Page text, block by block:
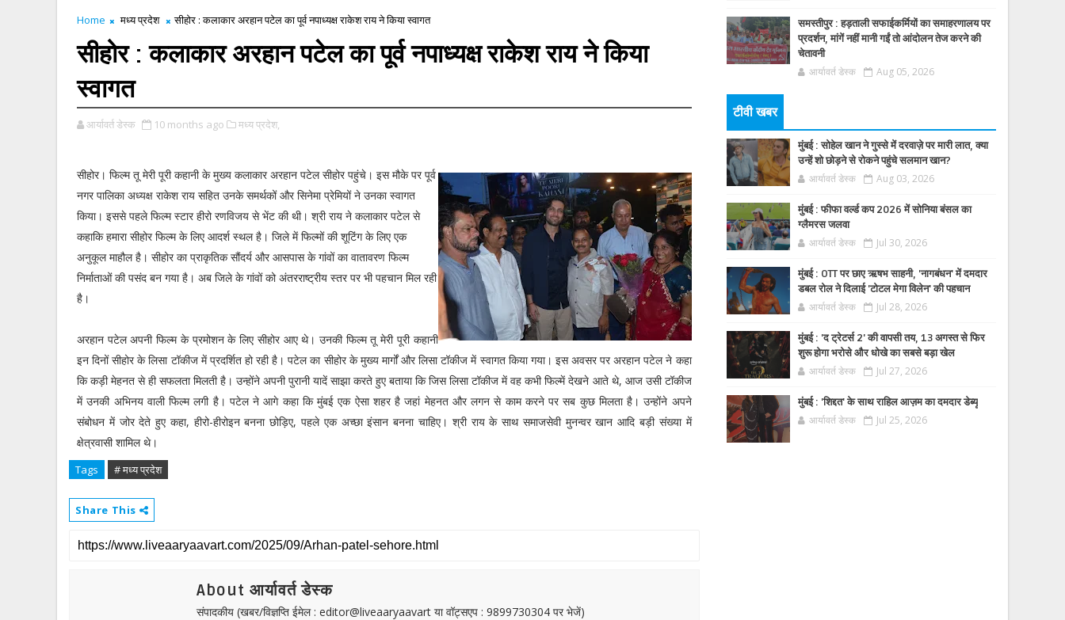
Home मध्य प्रदेश सीहोर : कलाकार अरहान पटेल का पूर्व नपाध्यक्ष राकेश राय ने किया स्वागत
सीहोर : कलाकार अरहान पटेल का पूर्व नपाध्यक्ष राकेश राय ने किया
स्वागत
आर्यावर्त डेस्क 10 months ago मध्य प्रदेश,
सीहोर। फिल्म तू मेरी पूरी कहानी के मुख्य कलाकार अरहान पटेल सीहोर पहुंचे। इस मौके पर पूर्व
नगर पालिका अध्यक्ष राकेश राय सहित उनके समर्थकों और सिनेमा प्रेमियों ने उनका स्वागत
किया। इससे पहले फिल्म स्टार हीरो रणविजय से भेंट की थी। श्री राय ने कलाकार पटेल से
कहाकि हमारा सीहोर फिल्म के लिए आदर्श स्थल है। जिले में फिल्मों की शूटिंग के लिए एक
अनुकूल माहौल है। सीहोर का प्राकृतिक सौंदर्य और आसपास के गांवों का वातावरण फिल्म
निर्माताओं की पसंद बन गया है। अब जिले के गांवों को अंतरराष्ट्रीय स्तर पर भी पहचान मिल रही
है।
अरहान पटेल अपनी फिल्म के प्रमोशन के लिए सीहोर आए थे। उनकी फिल्म तू मेरी पूरी कहानी
इन दिनों सीहोर के लिसा टॉकीज में प्रदर्शित हो रही है। पटेल का सीहोर के मुख्य मार्गों और लिसा टॉकीज में स्वागत किया गया। इस अवसर पर अरहान पटेल ने कहा
कि कड़ी मेहनत से ही सफलता मिलती है। उन्होंने अपनी पुरानी यादें साझा करते हुए बताया कि जिस लिसा टॉकीज में वह कभी फिल्में देखने आते थे, आज उसी टॉकीज
में उनकी अभिनय वाली फिल्म लगी है। पटेल ने आगे कहा कि मुंबई एक ऐसा शहर है जहां मेहनत और लगन से काम करने पर सब कुछ मिलता है। उन्होंने अपने
संबोधन में जोर देते हुए कहा, हीरो-हीरोइन बनना छोड़िए, पहले एक अच्छा इंसान बनना चाहिए। श्री राय के साथ समाजसेवी मुनन्वर खान आदि बड़ी संख्या में
क्षेत्रवासी शामिल थे।
Tags # मध्य प्रदेश
Share This
About आर्यावर्त डेस्क
संपादकीय (खबर/विज्ञप्ति ईमेल : editor@liveaaryaavart या वॉट्सएप : 9899730304 पर भेजें)
समस्तीपुर : हड़ताली सफाईकर्मियों का समाहरणालय पर
प्रदर्शन, मांगें नहीं मानी गईं तो आंदोलन तेज करने की
चेतावनी
आर्यावर्त डेस्क Aug 05, 2026
टीवी खबर
मुंबई : सोहेल खान ने गुस्से में दरवाज़े पर मारी लात, क्या
उन्हें शो छोड़ने से रोकने पहुंचे सलमान खान?
आर्यावर्त डेस्क Aug 03, 2026
मुंबई : फीफा वर्ल्ड कप 2026 में सोनिया बंसल का
ग्लैमरस जलवा
आर्यावर्त डेस्क Jul 30, 2026
मुंबई : OTT पर छाए ऋषभ साहनी, 'नागबंधन' में दमदार
डबल रोल ने दिलाई 'टोटल मेगा विलेन' की पहचान
आर्यावर्त डेस्क Jul 28, 2026
मुंबई : 'द ट्रेटर्स 2' की वापसी तय, 13 अगस्त से फिर
शुरू होगा भरोसे और धोखे का सबसे बड़ा खेल
आर्यावर्त डेस्क Jul 27, 2026
मुंबई : 'शिद्दत' के साथ राहिल आज़म का दमदार डेब्यू
आर्यावर्त डेस्क Jul 25, 2026